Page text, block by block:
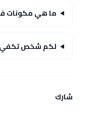
ما هي مكونات
لكم شخص تكفي
شارك